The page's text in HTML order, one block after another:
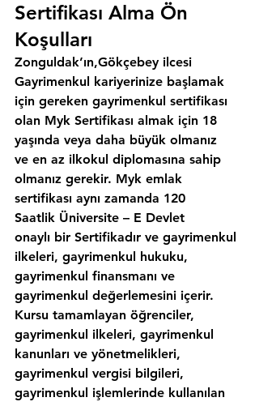
Sertifikası Alma Ön
Koşulları
Zonguldak’ın,Gökçebey ilcesi
Gayrimenkul kariyerinize başlamak
için gereken gayrimenkul sertifikası
olan Myk Sertifikası almak için 18
yaşında veya daha büyük olmanız
ve en az ilkokul diplomasına sahip
olmanız gerekir. Myk emlak
sertifikası aynı zamanda 120
Saatlik Üniversite – E Devlet
onaylı bir Sertifikadır ve gayrimenkul
ilkeleri, gayrimenkul hukuku,
gayrimenkul finansmanı ve
gayrimenkul değerlemesini içerir.
Kursu tamamlayan öğrenciler,
gayrimenkul ilkeleri, gayrimenkul
kanunları ve yönetmelikleri,
gayrimenkul vergisi bilgileri,
gayrimenkul işlemlerinde kullanılan